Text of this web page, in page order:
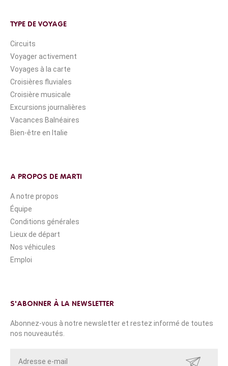
TYPE DE VOYAGE
Circuits
Voyager activement
Voyages à la carte
Croisières fluviales
Croisière musicale
Excursions journalières
Vacances Balnéaires
Bien-être en Italie
A PROPOS DE MARTI
A notre propos
Équipe
Conditions générales
Lieux de départ
Nos véhicules
Emploi
S'ABONNER À LA NEWSLETTER
Abonnez-vous à notre newsletter et restez informé de toutes
nos nouveautés.
ENVOYER